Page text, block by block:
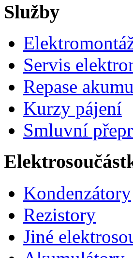
Služby
Servis
Repase
Kurzy pájení
Smluvní
Kondenzátory
Rezistory
Jiné